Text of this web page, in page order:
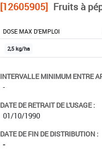
[12605905] Fruits à
DOSE MAX D'EMPLOI
2,5 kg/ha
INTERVALLE MINIMUM ENTRE
-
DATE DE RETRAIT DE L'USAGE :
01/10/1990
DATE DE FIN DE DISTRIBUTION :
-